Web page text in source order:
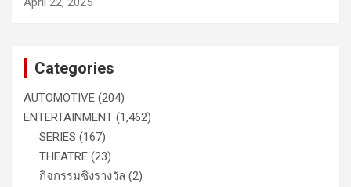
Categories
AUTOMOTIVE (204)
ENTERTAINMENT (1,462)
SERIES (167)
THEATRE (23)
กิจกรรมชิงรางวัล (2)